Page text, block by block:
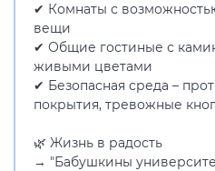
✔ Комнаты с
вещи
✔ Общие гостиные с
живыми цветами
✔ Безопасная среда –
покрытия, тревожные
🌿 Жизнь в радость
→ "Бабушкины